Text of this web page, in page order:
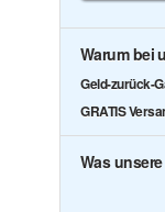
Warum bei
Geld-zurück-
GRATIS
Was